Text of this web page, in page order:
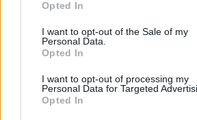
Opted In
I want to opt-out of the Sale of my
Personal Data.
Opted In
I want to opt-out of processing my
Personal Data for Targeted
Opted In
liceo e stava con una
ha abortito.